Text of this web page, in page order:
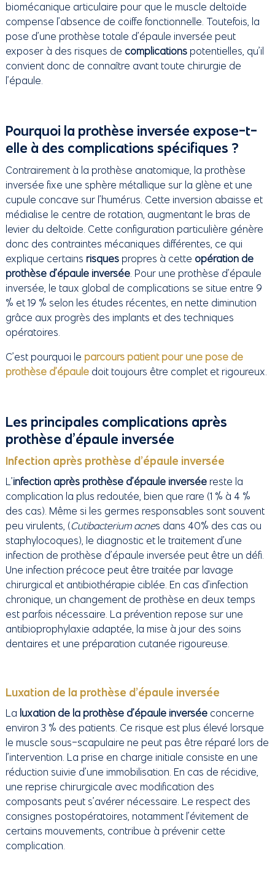
biomécanique articulaire pour que le muscle deltoïde
compense l’absence de coiffe fonctionnelle. Toutefois, la
pose d’une prothèse totale d’épaule inversée peut
exposer à des risques de complicationspotentielles, qu’il
convient donc de connaître avant toute chirurgie de
l’épaule.
Pourquoi la prothèse inversée expose-t-
elle à des complications spécifiques ?
Contrairement à la prothèse anatomique, la prothèse
inversée fixe une sphère métallique sur la glène et une
cupule concave sur l’humérus. Cette inversion abaisse et
médialise le centre de rotation, augmentant le bras de
levier du deltoïde. Cette configuration particulière génère
donc des contraintes mécaniques différentes, ce qui
explique certains risquespropres à cette opération de
prothèse d’épaule inversée. Pour une prothèse d’épaule
inversée, le taux global de complications se situe entre 9
% et 19 % selon les études récentes, en nette diminution
grâce aux progrès des implants et des techniques
opératoires.
C’est pourquoi le parcours patient pour une pose de
prothèse d’épauledoit toujours être complet et rigoureux.
Les principales complications après
prothèse d’épaule inversée
Infection après prothèse d’épaule inversée
L’infection après prothèse d’épaule inverséereste la
complication la plus redoutée, bien que rare (1 % à 4 %
des cas). Même si les germes responsables sont souvent
peu virulents, (Cutibacterium acnes dans 40% des cas ou
staphylocoques), le diagnostic et le traitement d’une
infection de prothèse d’épaule inversée peut être un défi.
Une infection précoce peut être traitée par lavage
chirurgical et antibiothérapie ciblée. En cas d’infection
chronique, un changement de prothèse en deux temps
est parfois nécessaire. La prévention repose sur une
antibioprophylaxie adaptée, la mise à jour des soins
dentaires et une préparation cutanée rigoureuse.
Luxation de la prothèse d’épaule inversée
La luxation de la prothèse d’épaule inverséeconcerne
environ 3 % des patients. Ce risque est plus élevé lorsque
le muscle sous-scapulaire ne peut pas être réparé lors de
l’intervention. La prise en charge initiale consiste en une
réduction suivie d’une immobilisation. En cas de récidive,
une reprise chirurgicale avec modification des
composants peut s’avérer nécessaire. Le respect des
consignes postopératoires, notamment l’évitement de
certains mouvements, contribue à prévenir cette
complication.